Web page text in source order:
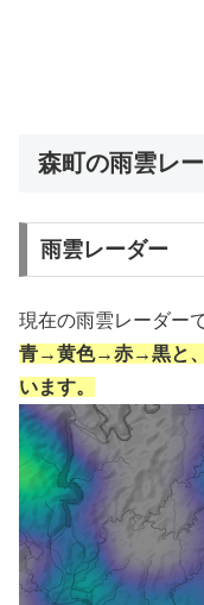
森町の雨雲レ
雨雲レーダー
現在の雨雲レーダー
青→黄色→赤→黒と、
います。